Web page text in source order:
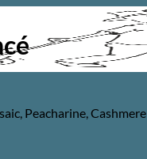
Peacharine, Cashmere